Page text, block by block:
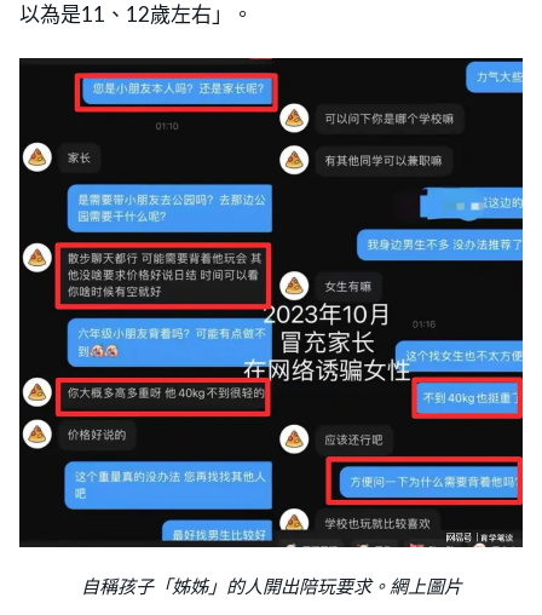
以為是11、12歲左右」。
自稱孩子「姊姊」的人開出陪玩要求。網上圖片